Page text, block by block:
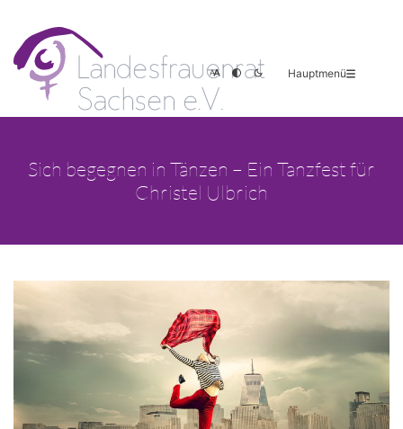
Hauptmenü
Sich begegnen in Tänzen – Ein Tanzfest für
Christel Ulbrich